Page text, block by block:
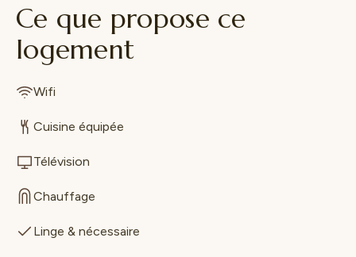
Ce que propose ce
logement
Wifi
Cuisine équipée
Télévision
Chauffage
Linge & nécessaire